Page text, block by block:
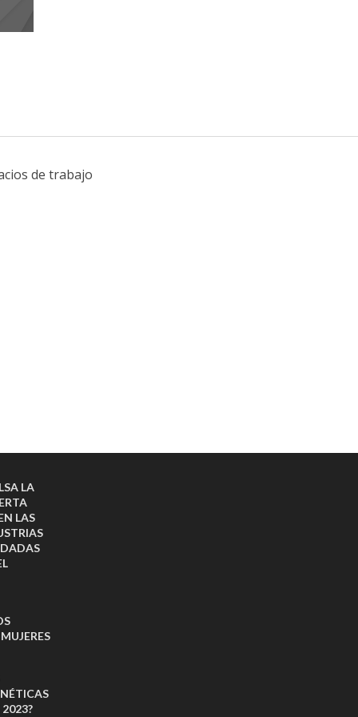
de trabajo
LA
LAS
2023?